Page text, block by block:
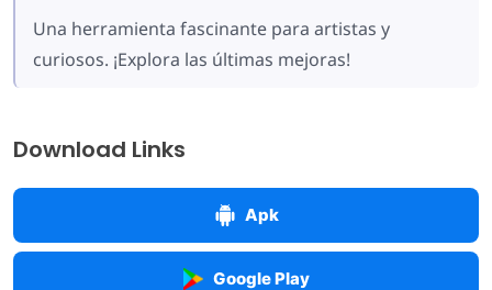
Una herramienta fascinante para artistas y
curiosos. ¡Explora las últimas mejoras!
Download Links
Apk
Google Play